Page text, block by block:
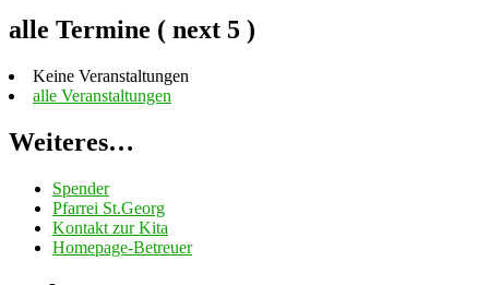
alle Termine ( next 5 )
Keine Veranstaltungen
alle Veranstaltungen
Weiteres…
Spender
Pfarrei St.Georg
Kontakt zur Kita
Homepage-Betreuer